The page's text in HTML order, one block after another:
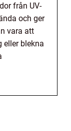
från UV-
och ger
vara att
eller blekna